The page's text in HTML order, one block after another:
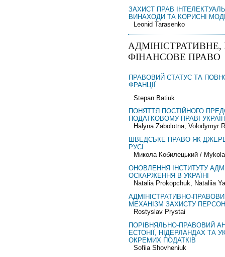
ЗАХИСТ ПРАВ
ВИНАХОДИ ТА КОРИСНІ
Leonid Tarasenko
ФІНАНСОВЕ ПРАВО
ПРАВОВИЙ СТАТУС ТА
ФРАНЦІЇ
Stepan Batiuk
ПОНЯТТЯ ПОСТІЙНОГО
ПОДАТКОВОМУ ПРАВІ
Halyna Zabolotna, Volodymyr
ШВЕДСЬКЕ ПРАВО ЯК
РУСІ
Микола Кобилецький /
ОНОВЛЕННЯ ІНСТИТУТУ
ОСКАРЖЕННЯ В УКРАЇНІ
Natalia Prokopchuk, Nataliia
АДМІНІСТРАТИВНО-
МЕХАНІЗМ ЗАХИСТУ
Rostyslav Prystai
ПОРІВНЯЛЬНО-ПРАВОВИЙ
ЕСТОНІЇ, НІДЕРЛАНДАХ ТА
ОКРЕМИХ ПОДАТКІВ
Sofiia Shovheniuk